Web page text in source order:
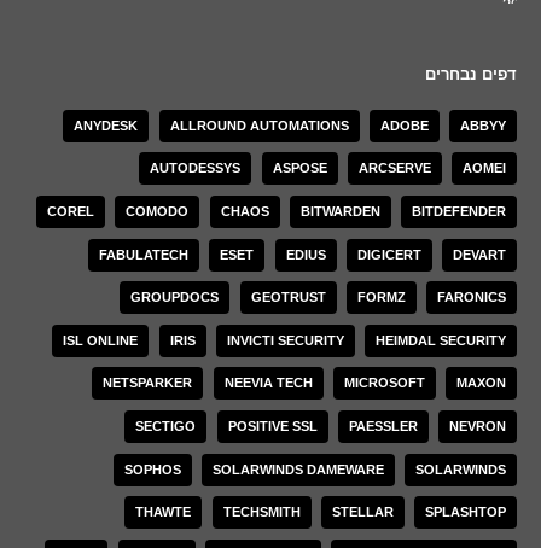
ABBYY
ADOBE
ALLROUND AUTOMATIONS
ANYDESK
AOMEI
ARCSERVE
ASPOSE
AUTODESSYS
BITDEFENDER
BITWARDEN
CHAOS
COMODO
COREL
DEVART
DIGICERT
EDIUS
ESET
FABULATECH
FARONICS
FORMZ
GEOTRUST
GROUPDOCS
HEIMDAL SECURITY
INVICTI SECURITY
IRIS
ISL ONLINE
MAXON
MICROSOFT
NEEVIA TECH
NETSPARKER
NEVRON
PAESSLER
POSITIVE SSL
SECTIGO
SOLARWINDS
SOLARWINDS DAMEWARE
SOPHOS
SPLASHTOP
STELLAR
TECHSMITH
THAWTE
TOON BOOM ANIMATION
TREND MICRO
VERITAS
ZOOM